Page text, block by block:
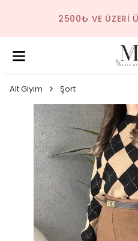
2500₺ VE ÜZERI
Alt Giyim Şort